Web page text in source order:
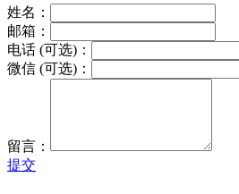
姓名：
邮箱：
电话 (可选)：
微信 (可选)：
留言：
提交